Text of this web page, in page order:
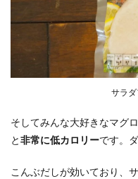
サラ
そしてみんな大好きなマグ
と 非常に低カロリーです。
こんぶだしが効いており、